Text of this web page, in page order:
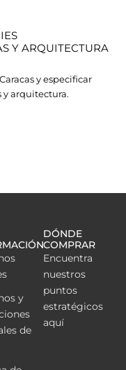
Y ARQUITECTURA
y especificar
y arquitectura.
y
de
DÓNDE
COMPRAR
Encuentra
nuestros
puntos
estratégicos
aquí